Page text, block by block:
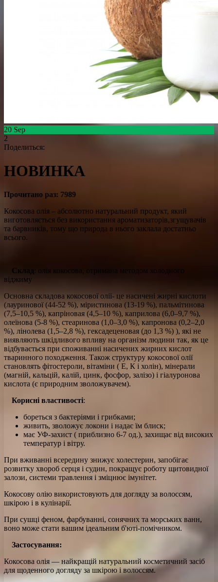
20 Sep
2
Поделиться:
НОВИНКА
Прочитано раз: 7989
Кокосова олія – абсолютно натуральний продукт, який
виготовляється без використання ароматизаторів,згущувачів
та барвників, тому що природа в нього заклала достатньо
всього.
Склад: олія кокосова, отримана методом холодного
віджиму
Основна складова кокосової олії- це насичені жирні кислоти
(лауринової (44-52 %), міристинова (13-19 %), пальмітинова
(7,5–10,5 %), капріновая (4,5–10 %), каприлова (6,0–9,7 %),
олеїнова (5-8 %), стеаринова (1,0–3,0 %), капронова (0,2–2,0
%), лінолева (1,5–2,8 %), гексадеценовая (до 1,3 %) ), які не
виявляють шкідливого впливу на організм людини так, як це
відбувається при споживанні насичених жирних кислот
тваринного походження. Також структуру кокосової олії
становлять фітостероли, вітаміни ( Е, К і холін), мінерали
(магній, кальцій, калій, цинк, фосфор, залізо) і гіалуронова
кислота (є природним зволожувачем).
Корисні властивості:
бореться з бактеріями і грибками;
живить, зволожує локони і надає їм блиск;
має УФ-захист ( приблизно 6-7 од.), захищає від високих
температур і вітру.
При вживанні всередину знижує холестерин, запобігає
розвитку хвороб серця і судин, покращує роботу щитовидної
залози, системи травлення і зміцнює імунітет.
Кокосову олію використовують для догляду за волоссям,
шкірою і в кулінарії.
При сушці феном, фарбуванні, сонячних та морських ванн,
воно може стати вашим ідеальним б'юті-помічником.
Застосування:
Кокосова олія — найкращій натуральний косметичний засіб
для щоденного догляду за шкірою і волоссям.